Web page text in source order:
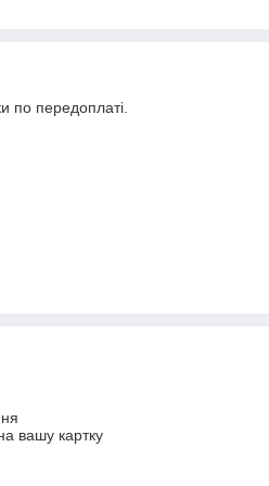
по передоплаті.
вашу картку